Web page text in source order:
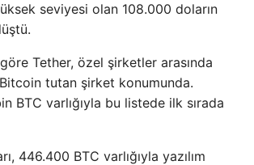
seviyesi olan 108.000 doların
Tether, özel şirketler arasında
tutan şirket konumunda.
BTC varlığıyla bu listede ilk sırada
446.400 BTC varlığıyla yazılım